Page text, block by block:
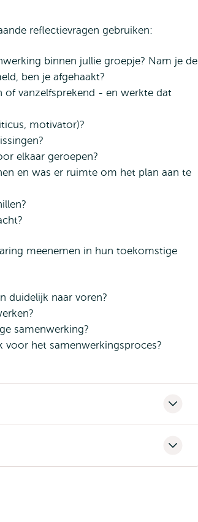
reflectievragen gebruiken:
binnen jullie groepje? Nam je de
ben je afgehaakt?
of vanzelfsprekend - en werkte dat
motivator)?
elkaar geroepen?
en was er ruimte om het plan aan te
meenemen in hun toekomstige
duidelijk naar voren?
samenwerking?
het samenwerkingsproces?